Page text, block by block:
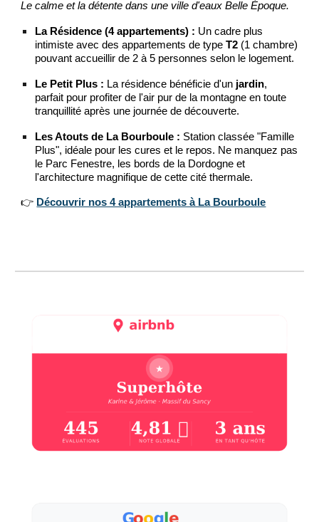
Le calme et la détente dans une ville d'eaux Belle Époque.
La Résidence (4 appartements) : Un cadre plus
intimiste avec des appartements de typeT2 (1 chambre)
pouvant accueillir de 2 à 5 personnes selon le logement.
Le Petit Plus : La résidence bénéficie d'un jardin,
parfait pour profiter de l'air pur de la montagne en toute
tranquillité après une journée de découverte.
Les Atouts de La Bourboule : Station classée "Famille
Plus", idéale pour les cures et le repos. Ne manquez pas
le Parc Fenestre, les bords de la Dordogne et
l'architecture magnifique de cette cité thermale.
👉 Découvrir nos 4 appartements à La Bourboule